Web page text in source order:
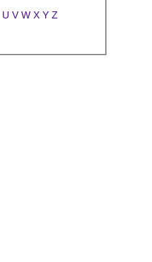
U V W X Y Z